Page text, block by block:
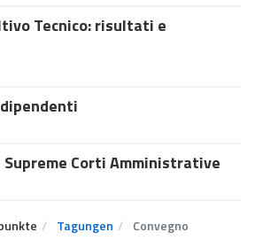
Tecnico: risultati e
Corti Amministrative
Tagungen Convegno